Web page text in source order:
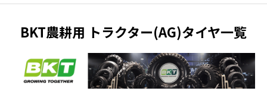
BKT農耕用 トラクター(AG)タイヤ一覧